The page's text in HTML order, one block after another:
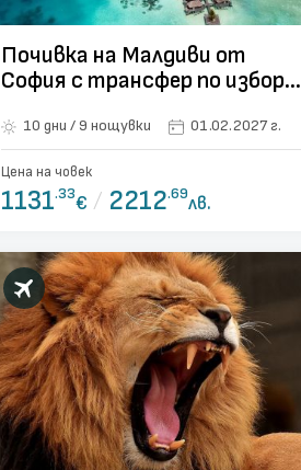
Почивка на Малдиви от
София с трансфер по избор -
10 дни / 9 нощувки 01.02.2027 г.
Цена на човек
1131.33€ / 2212.69лв.